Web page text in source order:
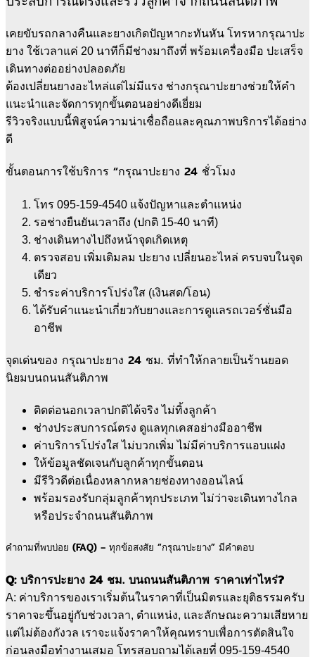
เคยขับรถกลางคืนและยางเกิดปัญหากะทันหัน โทรหากรุณาปะ
ยาง ใช้เวลาแค่ 20 นาทีก็มีช่างมาถึงที่ พร้อมเครื่องมือ ปะเสร็จ
เดินทางต่ออย่างปลอดภัย
ต้องเปลี่ยนยางอะไหล่แต่ไม่มีแรง ช่างกรุณาปะยางช่วยให้คำ
แนะนำและจัดการทุกขั้นตอนอย่างดีเยี่ยม
รีวิวจริงแบบนี้พิสูจน์ความน่าเชื่อถือและคุณภาพบริการได้อย่าง
ดี
ขั้นตอนการใช้บริการ “กรุณาปะยาง 24 ชั่วโมง
โทร 095-159-4540 แจ้งปัญหาและตำแหน่ง
รอช่างยืนยันเวลาถึง (ปกติ 15-40 นาที)
ช่างเดินทางไปถึงหน้าจุดเกิดเหตุ
ตรวจสอบ เพิ่มเติมลม ปะยาง เปลี่ยนอะไหล่ ครบจบในจุด
เดียว
ชำระค่าบริการโปร่งใส (เงินสด/โอน)
ได้รับคำแนะนำเกี่ยวกับยางและการดูแลรถเวอร์ชั่นมือ
อาชีพ
จุดเด่นของ กรุณาปะยาง 24 ชม. ที่ทำให้กลายเป็นร้านยอด
นิยมบนถนนสันติภาพ
ติดต่อนอกเวลาปกติได้จริง ไม่ทิ้งลูกค้า
ช่างประสบการณ์ตรง ดูแลทุกเคสอย่างมืออาชีพ
ค่าบริการโปร่งใส ไม่บวกเพิ่ม ไม่มีค่าบริการแอบแฝง
ให้ข้อมูลชัดเจนกับลูกค้าทุกขั้นตอน
มีรีวิวดีต่อเนื่องหลากหลายช่องทางออนไลน์
พร้อมรองรับกลุ่มลูกค้าทุกประเภท ไม่ว่าจะเดินทางไกล
หรือประจำถนนสันติภาพ
คำถามที่พบบ่อย (FAQ) – ทุกข้อสงสัย “กรุณาปะยาง” มีคำตอบ
Q: บริการปะยาง 24 ชม. บนถนนสันติภาพ ราคาเท่าไหร่?
A: ค่าบริการของเราเริ่มต้นในราคาที่เป็นมิตรและยุติธรรมครับ
ราคาจะขึ้นอยู่กับช่วงเวลา, ตำแหน่ง, และลักษณะความเสียหาย
แต่ไม่ต้องกังวล เราจะแจ้งราคาให้คุณทราบเพื่อการตัดสินใจ
ก่อนลงมือทำงานเสมอ โทรสอบถามได้เลยที่ 095-159-4540